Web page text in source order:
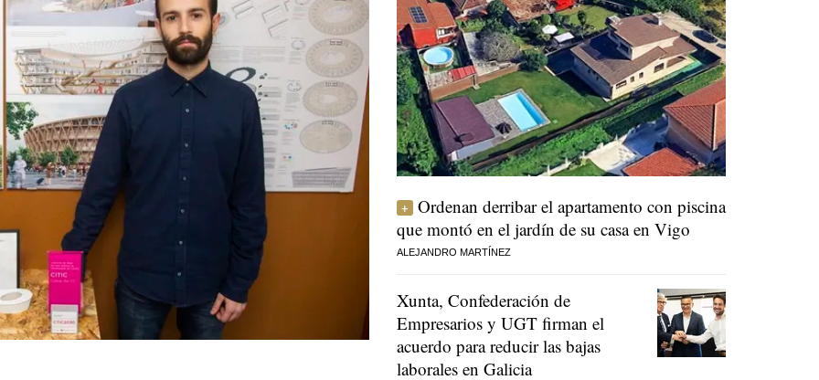
Ordenan derribar el apartamento con piscina
que montó en el jardín de su casa en Vigo
ALEJANDRO MARTÍNEZ
Xunta, Confederación de
Empresarios y UGT firman el
acuerdo para reducir las bajas
laborales en Galicia